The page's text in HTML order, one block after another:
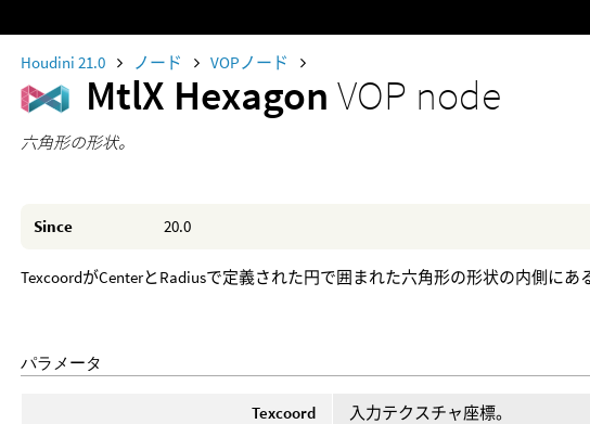
Houdini 21.0 ノード VOPノード
MtlX HexagonVOP node
六角形の形状。
Since 20.0
TexcoordがCenterとRadiusで定義された円で囲まれた六角形の形状の内側に
パラメータ
Texcoord
入力テクスチャ座標。